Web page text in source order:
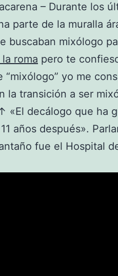
– Durante los
parte de la muralla
buscaban mixólogo
roma pero te
yo me
la transición a ser
«El decálogo que ha
años después».
fue el Hospital